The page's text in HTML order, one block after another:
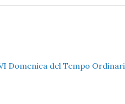
Domenica del Tempo